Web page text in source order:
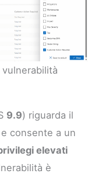
9.9) riguarda il
e consente a un
elevati
è